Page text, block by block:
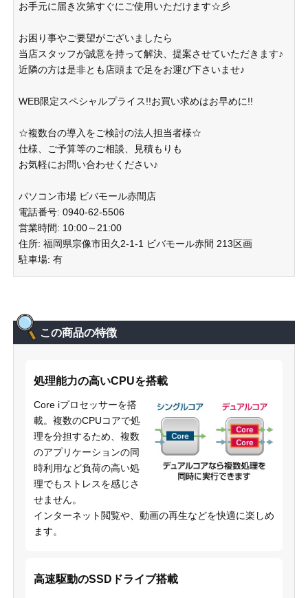
お手元に届き次第すぐにご使用いただけます☆彡
お困り事やご要望がございましたら
当店スタッフが誠意を持って解決、提案させていただきます♪
近隣の方は是非とも店頭まで足をお運び下さいませ♪
WEB限定スペシャルプライス!!お買い求めはお早めに!!
☆複数台の導入をご検討の法人担当者様☆
仕様、ご予算等のご相談、見積もりも
お気軽にお問い合わせください♪
パソコン市場 ビバモール赤間店
電話番号: 0940-62-5506
営業時間: 10:00～21:00
住所: 福岡県宗像市田久2-1-1 ビバモール赤間 213区画
駐車場: 有
この商品の特徴
処理能力の高いCPUを搭載
Core iプロセッサーを搭
載。複数のCPUコアで処
理を分担するため、複数
のアプリケーションの同
時利用など負荷の高い処
理でもストレスを感じさ
せません。
インターネット閲覧や、動画の再生などを快適に楽しめ
ます。
高速駆動のSSDドライブ搭載